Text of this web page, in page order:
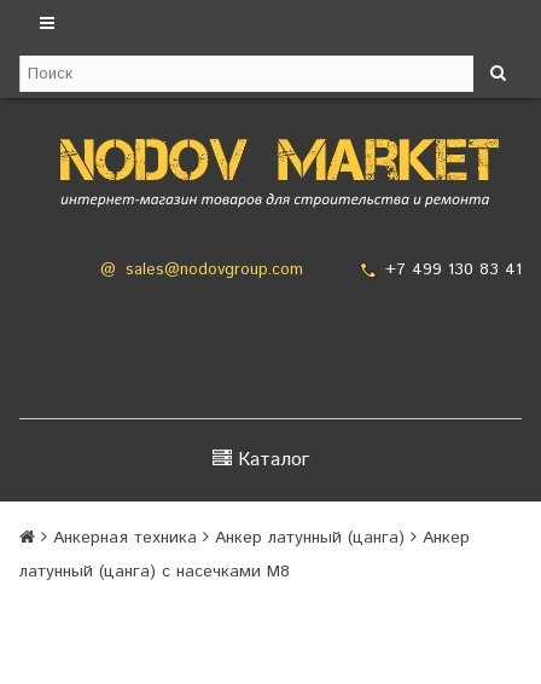
@ sales@nodovgroup.com +7 499 130 83 41
Каталог
Анкерная техника Анкер латунный (цанга)
Анкер
латунный (цанга) с насечками М8